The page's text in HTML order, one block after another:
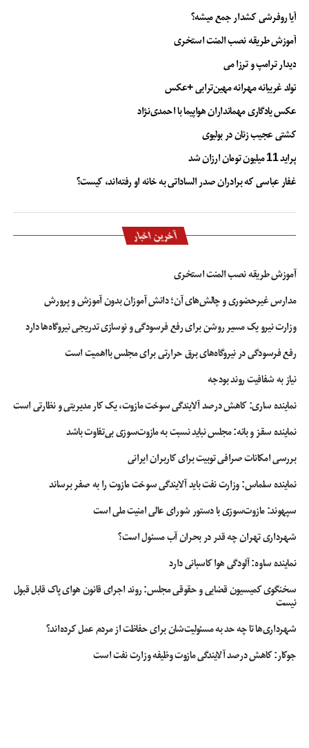
آیا روفرشی کشدار جمع میشه؟
آموزش طریقه نصب المنت استخری
دیدار ترامپ و ترزا می
تولد غریبانه مهرانه مهین‌ترابی +عکس
عکس یادگاری مهمانداران هواپیما با احمدی‌نژاد
کشتی عجیب زنان در بولیوی
پراید 11 میلیون تومان ارزان شد
غفار عباسی که برادران صدر الساداتی به خانه او رفته‌اند، کیست؟
آخرین اخبار
آموزش طریقه نصب المنت استخری
مدارس غیرحضوری و چالش‌های آن؛ دانش آموزان بدون آموزش و پرورش
وزارت نیرو یک مسیر روشن برای رفع فرسودگی و نوسازی تدریجی نیروگاه‌ها دارد
رفع فرسودگی در نیروگاه‌های برق حرارتی برای مجلس بااهمیت است
نیاز به شفافیت روند بودجه
نماینده ساری: کاهش درصد آلایندگی سوخت مازوت، یک کار مدیریتی و نظارتی است
نماینده سقز و بانه: مجلس نباید نسبت به مازوت‌سوزی بی‌تفاوت باشد
بررسی امکانات صرافی توبیت برای کاربران ایرانی
نماینده سلماس: وزارت نفت باید آلایندگی سوخت مازوت را به صفر برساند
سپهوند:‌ مازوت‌سوزی با دستور شورای عالی امنیت ملی است
شهرداری تهران چه قدر در بحران آب مسئول است؟
نماینده ساوه: آلودگی هوا کاسبانی دارد
سخنگوی کمیسیون قضایی و حقوقی مجلس: روند اجرای قانون هوای پاک قابل قبول
نیست
شهرداری‌ها تا چه حد به مسئولیت‌شان برای حفاظت از مردم عمل کرده‌اند؟
جوکار: کاهش درصد آلایندگی مازوت وظیفه وزارت نفت است